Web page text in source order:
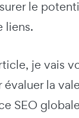
le
liens.
je vais
évaluer la
SEO